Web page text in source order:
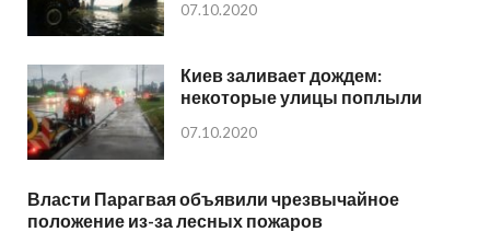
07.10.2020
Киев заливает дождем:
некоторые улицы поплыли
07.10.2020
Власти Парагвая объявили чрезвычайное
положение из-за лесных пожаров